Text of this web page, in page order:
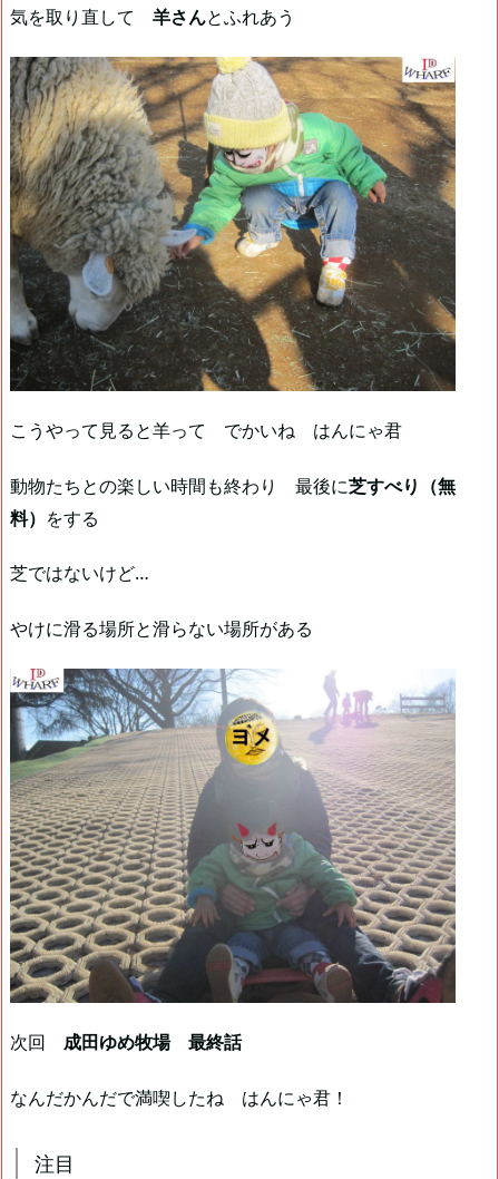
気を取り直して 羊さんとふれあう
こうやって見ると羊って でかいね はんにゃ君
動物たちとの楽しい時間も終わり 最後に芝すべり（無
料） をする
芝ではないけど…
やけに滑る場所と滑らない場所がある
次回 成田ゆめ牧場 最終話
なんだかんだで満喫したね はんにゃ君！
注目